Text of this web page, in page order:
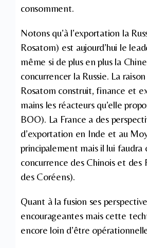
consomment.
Notons qu’à l’exportation la
Rosatom) est aujourd’hui le
même si de plus en plus la
concurrencer la Russie. La
Rosatom construit, finance et
mains les réacteurs qu’elle
BOO). La France a des
d’exportation en Inde et au
principalement mais il lui faudra
concurrence des Chinois et des
des Coréens).
Quant à la fusion ses
encourageantes mais cette
encore loin d’être